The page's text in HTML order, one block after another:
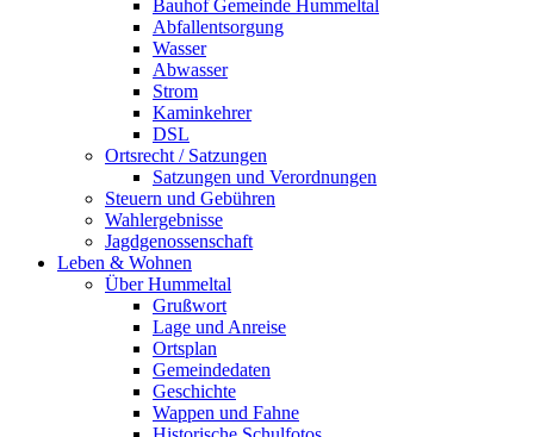
Bauhof Gemeinde Hummeltal
Abfallentsorgung
Wasser
Abwasser
Strom
Kaminkehrer
DSL
Ortsrecht / Satzungen
Satzungen und Verordnungen
Steuern und Gebühren
Wahlergebnisse
Jagdgenossenschaft
Leben & Wohnen
Über Hummeltal
Grußwort
Lage und Anreise
Ortsplan
Gemeindedaten
Geschichte
Wappen und Fahne